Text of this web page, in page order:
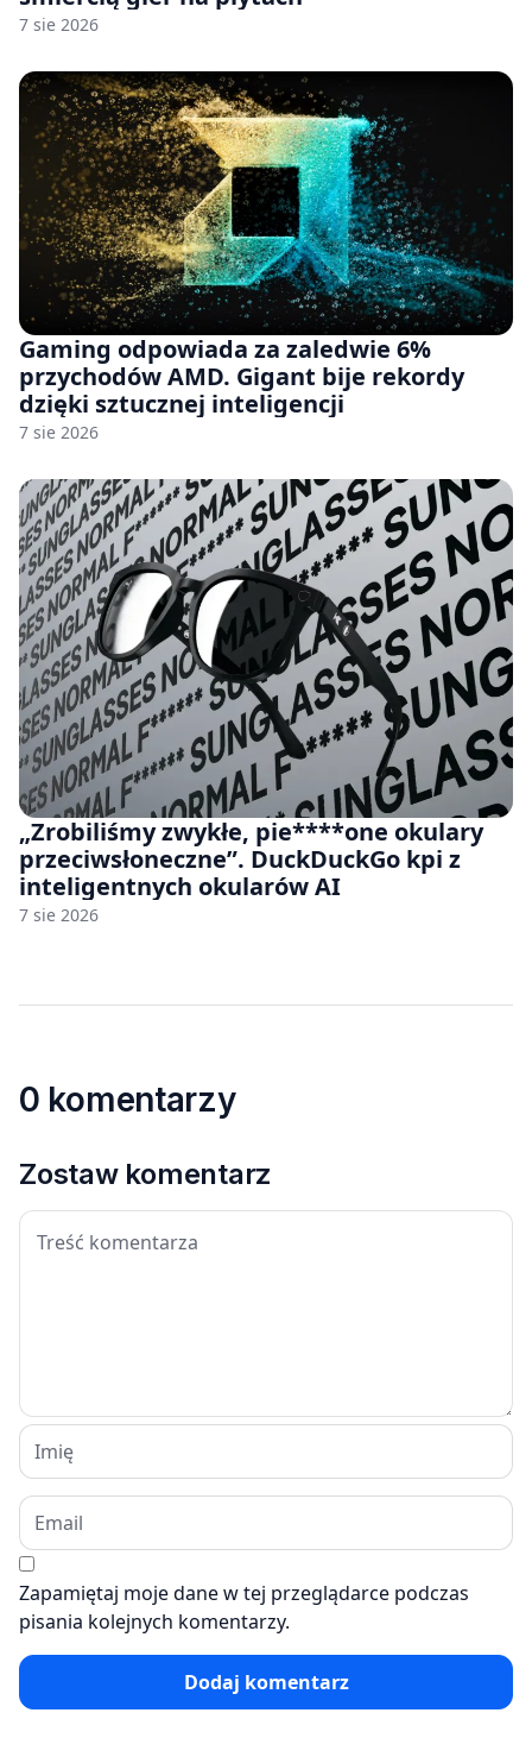
7 sie 2026
Gaming odpowiada za zaledwie 6%
przychodów AMD. Gigant bije rekordy
dzięki sztucznej inteligencji
7 sie 2026
„Zrobiliśmy zwykłe, pie****one okulary
przeciwsłoneczne”. DuckDuckGo kpi z
inteligentnych okularów AI
7 sie 2026
0 komentarzy
Zostaw komentarz
Zapamiętaj moje dane w tej przeglądarce podczas
pisania kolejnych komentarzy.
Dodaj komentarz